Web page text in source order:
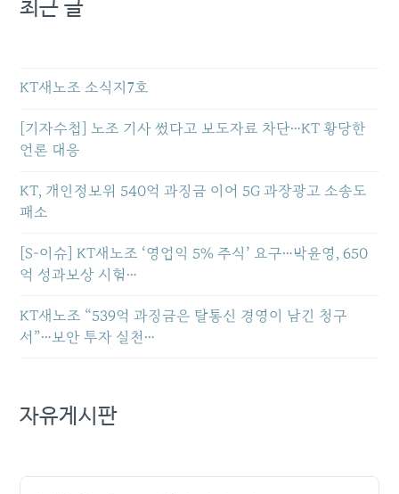
최근 글
KT새노조 소식지7호
[기자수첩] 노조 기사 썼다고 보도자료 차단…KT 황당한
언론 대응
KT, 개인정보위 540억 과징금 이어 5G 과장광고 소송도
패소
[S-이슈] KT새노조 ‘영업익 5% 주식’ 요구…박윤영, 650
억 성과보상 시험…
KT새노조 “539억 과징금은 탈통신 경영이 남긴 청구
서”…보안 투자 실천…
자유게시판